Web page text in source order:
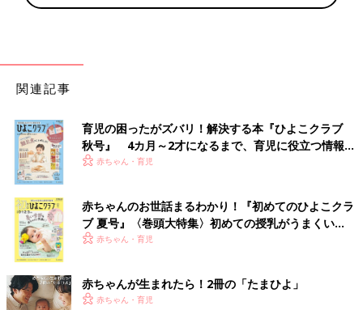
関連記事
育児の困ったがズバリ！解決する本『ひよこクラブ
秋号』 4カ月～2才になるまで、育児に役立つ情報が
いっぱい！
赤ちゃん・育児
赤ちゃんのお世話まるわかり！『初めてのひよこクラ
ブ 夏号』〈巻頭大特集〉初めての授乳がうまくい
く！ おっぱい・ミルクの基本と夏のトラブル 解決テ
赤ちゃん・育児
赤ちゃんが生まれたら！2冊の「たまひよ」
赤ちゃん・育児